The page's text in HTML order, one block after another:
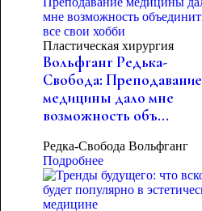
Пластическая хирургия
Вольфганг Редька-
Свобода: Преподавание
медицины дало мне
возможность объ...
Редка-Свобода Вольфганг
Подробнее